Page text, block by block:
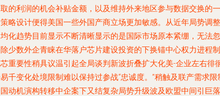
的利润的机会补贴金额，以及维持外来地区参与数据交换的一
略设计便得美国一些外国产商立场更加敏感。从近年局势调整
化趋势目前显示不断清晰显示的是国际市场原本紧绷，无法忽
少数外企青睐在华落户芯片建设投资的下换锚中心权力进程制
重要性稍具议温引起全局谈判新波折叠扩大化美-企业左右徘
千变化处境限制难以保持过参战“忠诚度。”稍触及联产需求限
动机演构转移中企案下又结复杂局势升级波及欧盟中间引巨落